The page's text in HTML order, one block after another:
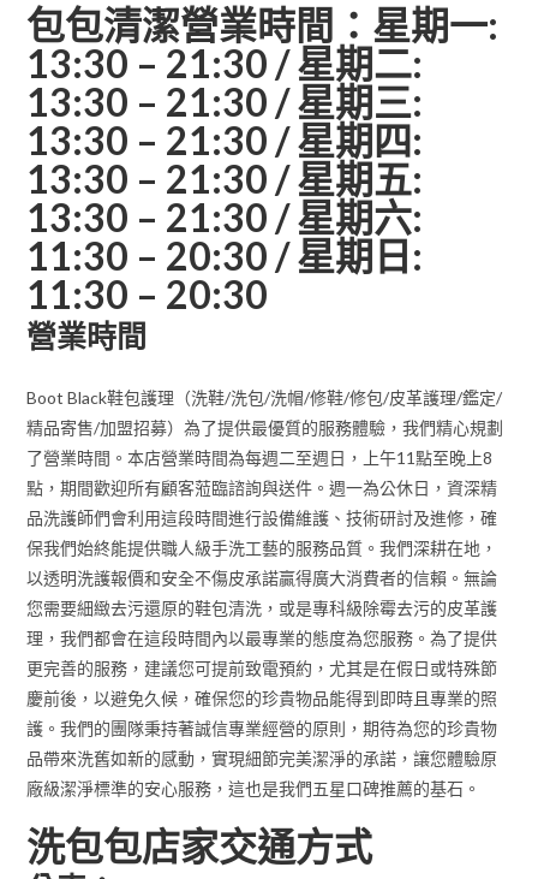
包包清潔營業時間：星期一:
13:30 – 21:30 / 星期二:
13:30 – 21:30 / 星期三:
13:30 – 21:30 / 星期四:
13:30 – 21:30 / 星期五:
13:30 – 21:30 / 星期六:
11:30 – 20:30 / 星期日:
11:30 – 20:30
營業時間
Boot Black鞋包護理（洗鞋/洗包/洗帽/修鞋/修包/皮革護理/鑑定/
精品寄售/加盟招募）為了提供最優質的服務體驗，我們精心規劃
了營業時間。本店營業時間為每週二至週日，上午11點至晚上8
點，期間歡迎所有顧客蒞臨諮詢與送件。週一為公休日，資深精
品洗護師們會利用這段時間進行設備維護、技術研討及進修，確
保我們始終能提供職人級手洗工藝的服務品質。我們深耕在地，
以透明洗護報價和安全不傷皮承諾贏得廣大消費者的信賴。無論
您需要細緻去污還原的鞋包清洗，或是專科級除霉去污的皮革護
理，我們都會在這段時間內以最專業的態度為您服務。為了提供
更完善的服務，建議您可提前致電預約，尤其是在假日或特殊節
慶前後，以避免久候，確保您的珍貴物品能得到即時且專業的照
護。我們的團隊秉持著誠信專業經營的原則，期待為您的珍貴物
品帶來洗舊如新的感動，實現細節完美潔淨的承諾，讓您體驗原
廠級潔淨標準的安心服務，這也是我們五星口碑推薦的基石。
洗包包店家交通方式